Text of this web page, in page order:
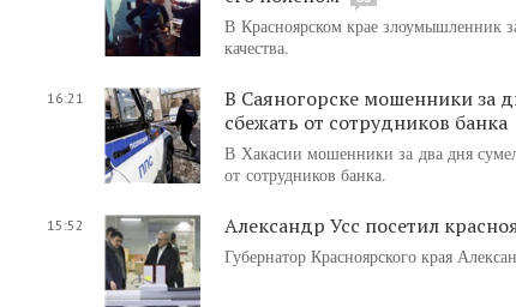
В Красноярском крае злоумышленник
качества.
16:21
В Саяногорске мошенники за
сбежать от сотрудников банка
В Хакасии мошенники за два дня
от сотрудников банка.
15:52 Александр Усс посетил
Губернатор Красноярского края